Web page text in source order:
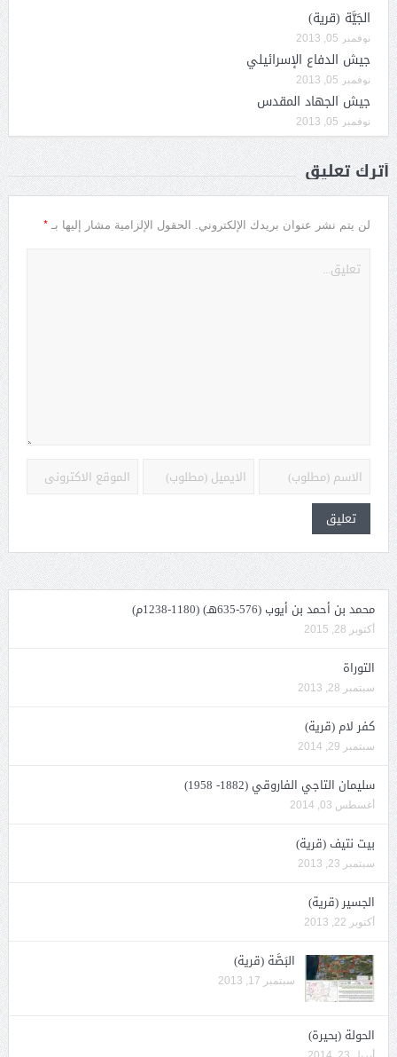
الجَيَّة (قرية)
نوفمبر 05, 2013
جيش الدفاع الإسرائيلي
نوفمبر 05, 2013
جيش الجهاد المقدس
نوفمبر 05, 2013
أترك تعليق
لن يتم نشر عنوان بريدك الإلكتروني. الحقول الإلزامية مشار إليها بـ *
محمد بن أحمد بن أيوب (576-635هـ) (1180-1238م)
أكتوبر 28, 2015
التوراة
سبتمبر 28, 2013
كفر لام (قرية)
سبتمبر 29, 2014
سليمان التاجي الفاروقي (1882- 1958)
أغسطس 03, 2014
بيت نتيف (قرية)
سبتمبر 23, 2013
الجسير (قرية)
أكتوبر 22, 2013
البَصَّة (قرية)
سبتمبر 17, 2013
الحولة (بحيرة)